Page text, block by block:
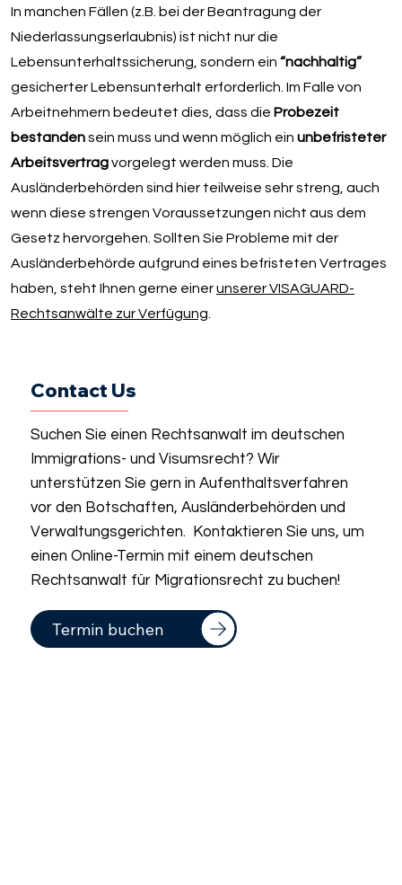
In manchen Fällen (z.B. bei der Beantragung der
Niederlassungserlaubnis) ist nicht nur die
Lebensunterhaltssicherung, sondern ein “nachhaltig”
gesicherter Lebensunterhalt erforderlich. Im Falle von
Arbeitnehmern bedeutet dies, dass die Probezeit
bestandensein muss und wenn möglich ein unbefristeter
Arbeitsvertragvorgelegt werden muss. Die
Ausländerbehörden sind hier teilweise sehr streng, auch
wenn diese strengen Voraussetzungen nicht aus dem
Gesetz hervorgehen. Sollten Sie Probleme mit der
Ausländerbehörde aufgrund eines befristeten Vertrages
haben, steht Ihnen gerne einerunserer VISAGUARD-
Rechtsanwälte zur Verfügung
Contact Us
Suchen Sie einen Rechtsanwalt im deutschen
Immigrations- und Visumsrecht? Wir
unterstützen Sie gern in Aufenthaltsverfahren
vor den Botschaften, Ausländerbehörden und
Verwaltungsgerichten. Kontaktieren Sie uns, um
einen Online-Termin mit einem deutschen
Rechtsanwalt für Migrationsrecht zu buchen!
Termin buchen